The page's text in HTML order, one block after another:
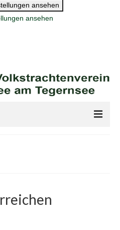
ansehen
ansehen